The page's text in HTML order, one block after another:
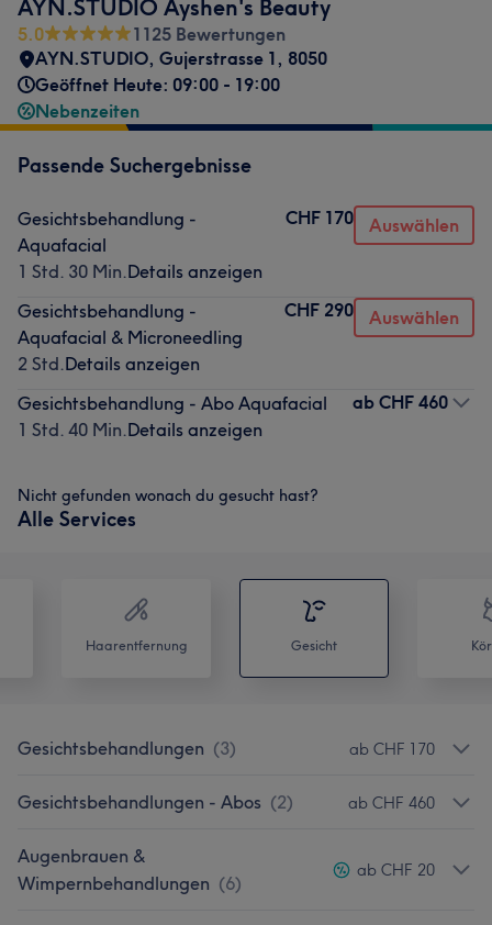
AYN.STUDIO Ayshen's Beauty
5.0
1125 Bewertungen
AYN.STUDIO, Gujerstrasse 1, 8050
Geöffnet Heute: 09:00 - 19:00
Nebenzeiten
Passende Suchergebnisse
Gesichtsbehandlung -
Aquafacial
1 Std. 30 Min.Details anzeigen
CHF 170 Auswählen
Gesichtsbehandlung -
Aquafacial & Microneedling
2 Std.Details anzeigen
CHF 290 Auswählen
Gesichtsbehandlung - Abo Aquafacial
1 Std. 40 Min.Details anzeigen
ab CHF 460
Nicht gefunden wonach du gesucht hast?
Alle Services
Haarentfernung Gesicht
Gesichtsbehandlungen (3) ab CHF 170
Gesichtsbehandlungen - Abos (2) ab CHF 460
Augenbrauen &
Wimpernbehandlungen (6)
ab CHF 20